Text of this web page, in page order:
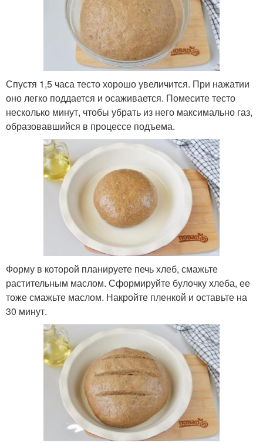
Спустя 1,5 часа тесто хорошо увеличится. При нажатии
оно легко поддается и осаживается. Помесите тесто
несколько минут, чтобы убрать из него максимально газ,
образовавшийся в процессе подъема.
Форму в которой планируете печь хлеб, смажьте
растительным маслом. Сформируйте булочку хлеба, ее
тоже смажьте маслом. Накройте пленкой и оставьте на
30 минут.